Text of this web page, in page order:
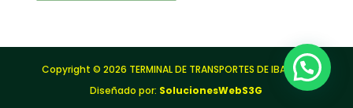
Copyright © 2026 TERMINAL DE TRANSPORTES DE IBAGUÉ |
Diseñado por: SolucionesWebS3G